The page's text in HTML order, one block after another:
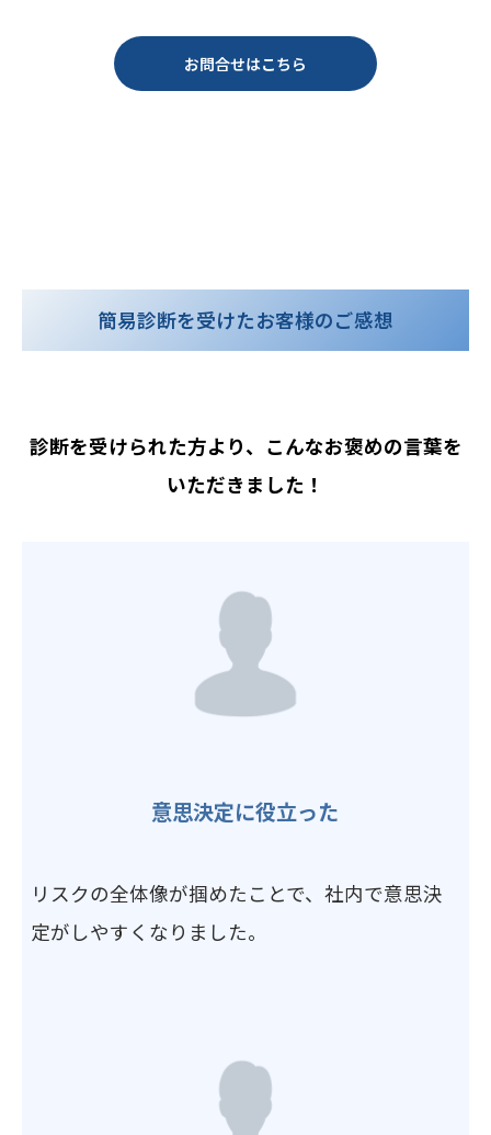
お問合せはこちら
簡易診断を受けたお客様のご感想
診断を受けられた方より、こんなお褒めの言葉を
いただきました！
意思決定に役立った
リスクの全体像が掴めたことで、社内で意思決
定がしやすくなりました。